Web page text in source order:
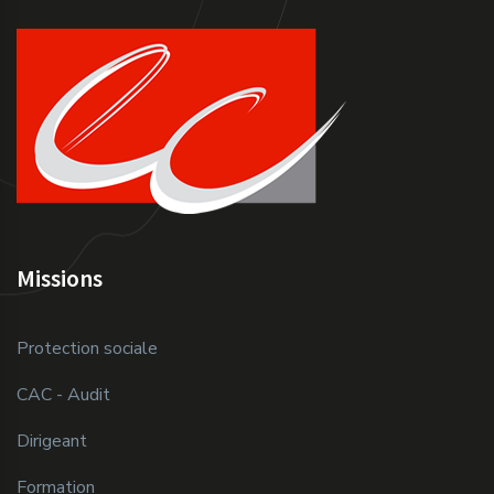
Missions
Protection sociale
CAC - Audit
Dirigeant
Formation